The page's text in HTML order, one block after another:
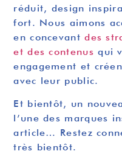
réduit, design
fort. Nous aimons
en concevantdes
et des contenus qui
engagement et
avec leur public.
Et bientôt, un
l’une des marques
article… Restez
très bientôt.